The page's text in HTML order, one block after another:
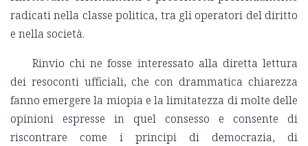
radicati nella classe politica, tra gli operatori del diritto
e nella società.
Rinvio chi ne fosse interessato alla diretta lettura
dei resoconti ufficiali, che con drammatica chiarezza
fanno emergere la miopia e la limitatezza di molte delle
opinioni espresse in quel consesso e consente di
riscontrare come i principi di democrazia, di